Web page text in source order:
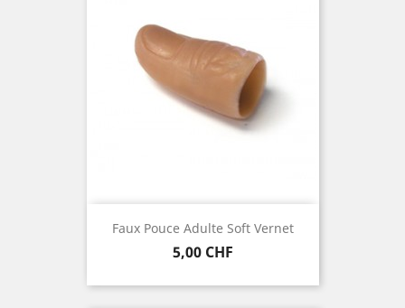
Faux Pouce Adulte Soft Vernet
Prix
5,00 CHF